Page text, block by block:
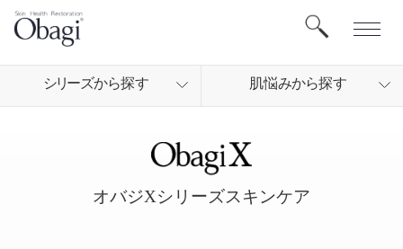
シリーズから探す 肌悩みから探す
オバジXシリーズスキンケア